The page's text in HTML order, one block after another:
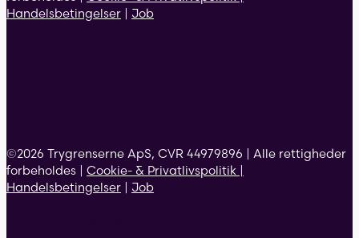
Handelsbetingelser
Job
©2026 Trygrenserne ApS, CVR 44979896 | Alle rettigheder
forbeholdes | Cookie- & Privatlivspolitik |
Handelsbetingelser
Job